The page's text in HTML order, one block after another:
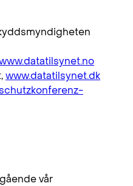
www.datatilsynet.dk
vår